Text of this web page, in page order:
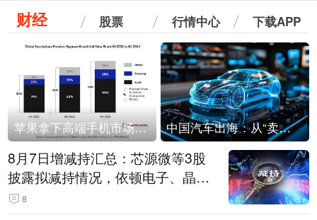
财经 股票 行情中心 下载APP
苹果拿下高端手机市场65%的份额：iPhone 17系列功不可没 中国汽车出海：从“卖出去”到“走进去”
8月7日增减持汇总：芯源微等3股
披露拟减持情况，依顿电子、晶华
微拟增持（表）
8